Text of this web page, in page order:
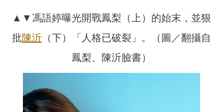
▲▼馮語婷曝光開戰鳳梨（上）的始末，並狠
批陳沂 （下）「人格已破裂」。（圖／翻攝自
鳳梨、陳沂臉書）